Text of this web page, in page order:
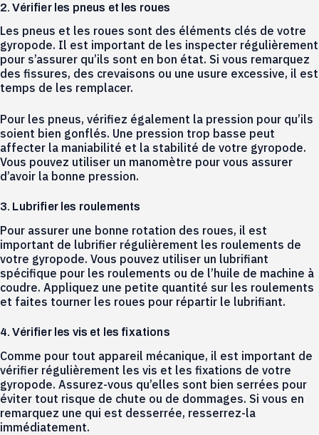
2. Vérifier les pneus et les roues
Les pneus et les roues sont des éléments clés de votre
gyropode. Il est important de les inspecter régulièrement
pour s’assurer qu’ils sont en bon état. Si vous remarquez
des fissures, des crevaisons ou une usure excessive, il est
temps de les remplacer.
Pour les pneus, vérifiez également la pression pour qu’ils
soient bien gonflés. Une pression trop basse peut
affecter la maniabilité et la stabilité de votre gyropode.
Vous pouvez utiliser un manomètre pour vous assurer
d’avoir la bonne pression.
3. Lubrifier les roulements
Pour assurer une bonne rotation des roues, il est
important de lubrifier régulièrement les roulements de
votre gyropode. Vous pouvez utiliser un lubrifiant
spécifique pour les roulements ou de l’huile de machine à
coudre. Appliquez une petite quantité sur les roulements
et faites tourner les roues pour répartir le lubrifiant.
4. Vérifier les vis et les fixations
Comme pour tout appareil mécanique, il est important de
vérifier régulièrement les vis et les fixations de votre
gyropode. Assurez-vous qu’elles sont bien serrées pour
éviter tout risque de chute ou de dommages. Si vous en
remarquez une qui est desserrée, resserrez-la
immédiatement.